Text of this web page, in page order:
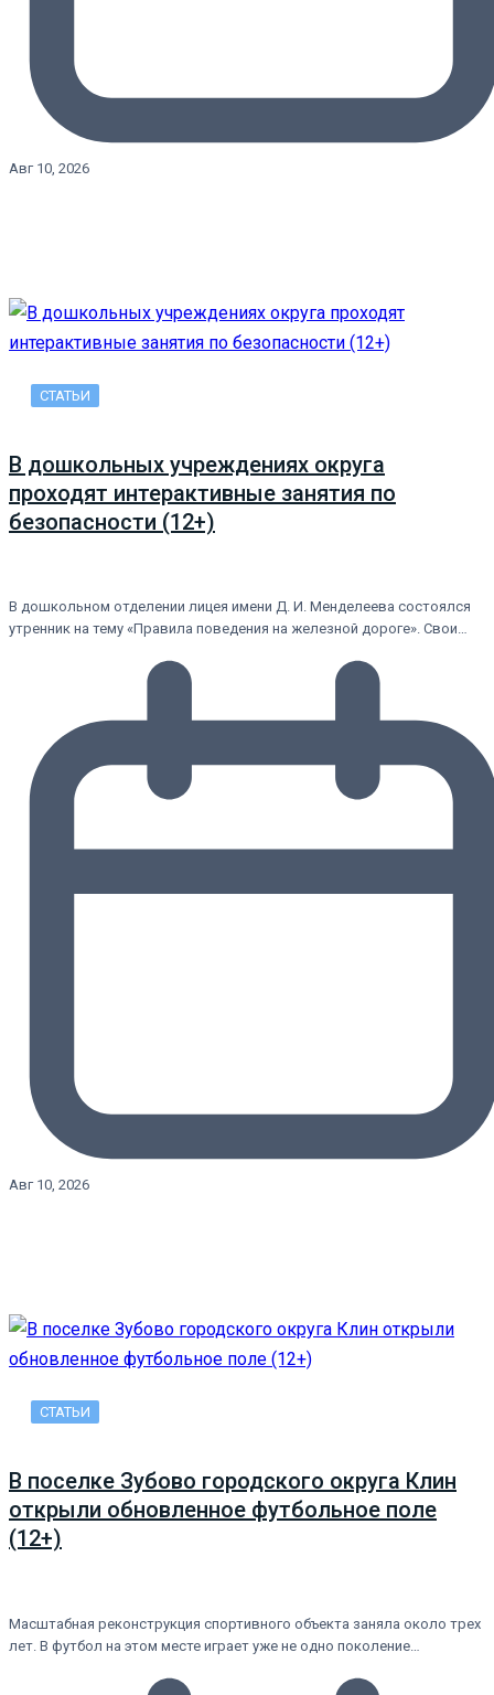
Авг 10, 2026
СТАТЬИ
В дошкольных учреждениях округа
проходят интерактивные занятия по
безопасности (12+)
В дошкольном отделении лицея имени Д. И. Менделеева состоялся
утренник на тему «Правила поведения на железной дороге». Свои…
Авг 10, 2026
СТАТЬИ
В поселке Зубово городского округа Клин
открыли обновленное футбольное поле
(12+)
Масштабная реконструкция спортивного объекта заняла около трех
лет. В футбол на этом месте играет уже не одно поколение…